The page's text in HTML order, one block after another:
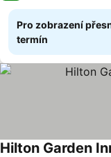
Pro zobrazení
termín
Hilton Garden